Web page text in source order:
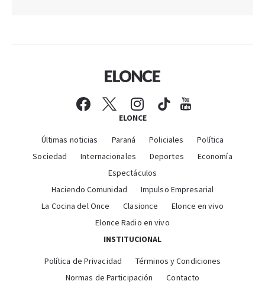
ELONCE
Últimas noticias Paraná Policiales
Política
Sociedad
Internacionales Deportes
Economía
Espectáculos
Haciendo Comunidad
Impulso Empresarial
La Cocina del Once
Clasionce
Elonce en vivo
Elonce Radio en vivo
INSTITUCIONAL
Política de Privacidad
Términos y Condiciones
Normas de Participación
Contacto